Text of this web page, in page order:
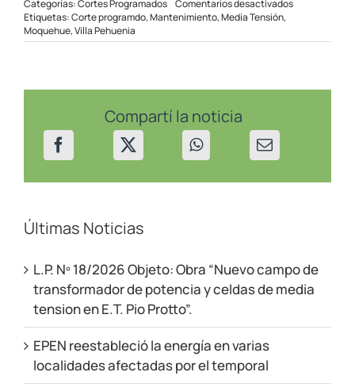
Categorías:Cortes Programados Comentarios desactivados
en
Etiquetas:Corte programdo,Mantenimiento,Media Tensión,
Moquehue,Villa Pehuenia
Compartí la noticia
Últimas Noticias
L.P. Nº 18/2026 Objeto: Obra “Nuevo campo de
transformador de potencia y celdas de media
tension en E.T. Pio Protto”.
EPEN reestableció la energía en varias
localidades afectadas por el temporal